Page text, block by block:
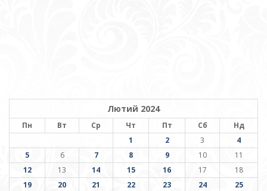
Лютий 2024
Пн Вт Ср Чт Пт Сб
Нд
1
2 3
4
5
6 7 8 9 10
11
12
13 14 15 16 17
18
19
20 21 22 23 24
25